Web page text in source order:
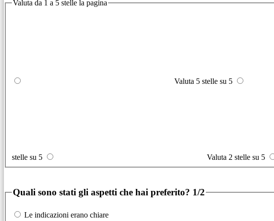
Valuta da 1 a 5 stelle la pagina
Valuta 5 stelle su 5
stelle su 5 Valuta 2 stelle su 5
Quali sono stati gli aspetti che hai preferito? 1/2
Le indicazioni erano chiare